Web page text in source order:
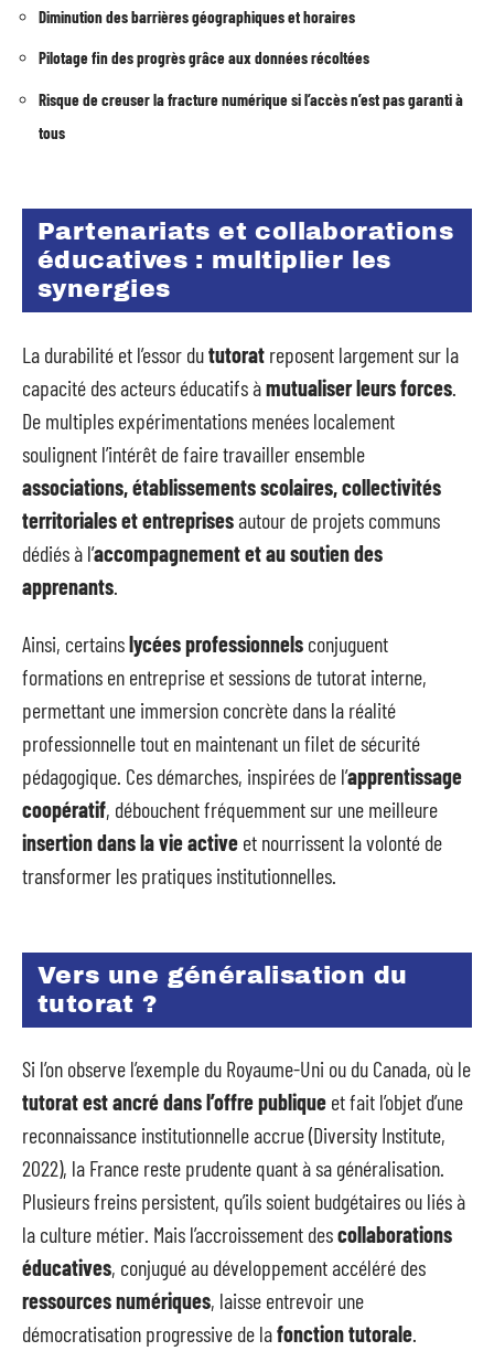
Diminution des barrières géographiques et horaires
Pilotage fin des progrès grâce aux données récoltées
Risque de creuser la fracture numérique si l’accès n’est pas garanti à
tous
Partenariats et collaborations
éducatives : multiplier les
synergies
La durabilité et l’essor dututorat reposent largement sur la
capacité des acteurs éducatifs àmutualiser leurs forces
De multiples expérimentations menées localement
soulignent l’intérêt de faire travailler ensemble
associations, établissements scolaires, collectivités
territoriales et entreprisesautour de projets communs
dédiés à l’accompagnement et au soutien des
apprenants
Ainsi, certainslycées professionnels conjuguent
formations en entreprise et sessions de tutorat interne,
permettant une immersion concrète dans la réalité
professionnelle tout en maintenant un filet de sécurité
pédagogique. Ces démarches, inspirées de l’apprentissage
coopératif, débouchent fréquemment sur une meilleure
insertion dans la vie active et nourrissent la volonté de
transformer les pratiques institutionnelles.
Vers une généralisation du
tutorat ?
Si l’on observe l’exemple du Royaume-Uni ou du Canada, où le
tutorat est ancré dans l’offre publique et fait l’objet d’une
reconnaissance institutionnelle accrue (Diversity Institute,
2022), la France reste prudente quant à sa généralisation.
Plusieurs freins persistent, qu’ils soient budgétaires ou liés à
la culture métier. Mais l’accroissement descollaborations
éducatives, conjugué au développement accéléré des
ressources numériques, laisse entrevoir une
démocratisation progressive de lafonction tutorale.